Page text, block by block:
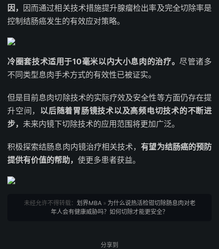
因， 因而通过相关技术措施提升腺瘤检出率及完全切除率是
控制结肠癌发生的有效应对策略。
冷圈套技术适用于10毫米以内大小息肉的治疗。尽管诸多
不同类型息肉手术方式的有效性已被证实。
但是目前息肉切除技术的实际疗效及安全性等方面仍存在提
升空间， 以后随着胃肠镜技术以及高频电切技术的不断进
步， 未来内镜下切除技术的应用范围将更加广泛。
积极探索结肠息肉内镜治疗相关技术，有望为结肠癌的预防
提供有价值的帮助， 使更多患者获益。
未经允许不得转载： 划界MBA» 为什么说热活检钳切除肠息肉对老
年人会有健康威胁吗？如何切除才能更安全？
分享到